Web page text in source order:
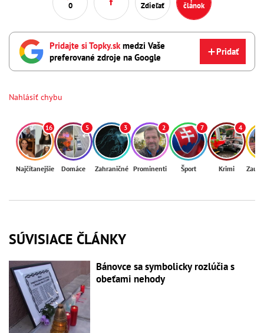
0 Zdieľať
článok
Pridajte si Topky.sk medzi Vaše
preferované zdroje na Google
Pridať
Nahlásiť chybu
16
Najčítanejšie
5
Domáce
3
Zahraničné
2
Prominenti
7
Šport
4
Krimi
SÚVISIACE ČLÁNKY
Bánovce sa symbolicky rozlúčia s
obeťami nehody